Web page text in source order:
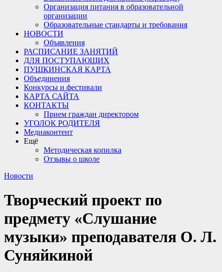
Организация питания в образовательной
организации
Образовательные стандарты и требования
НОВОСТИ
Объявления
РАСПИСАНИЕ ЗАНЯТИЙ
ДЛЯ ПОСТУПАЮЩИХ
ПУШКИНСКАЯ КАРТА
Объединения
Конкурсы и фестивали
КАРТА САЙТА
КОНТАКТЫ
Прием граждан директором
УГОЛОК РОДИТЕЛЯ
Медиаконтент
Ещё
Методическая копилка
Отзывы о школе
Новости
Творческий проект по
предмету «Слушание
музыки» преподавателя О. Л.
Суняйкиной